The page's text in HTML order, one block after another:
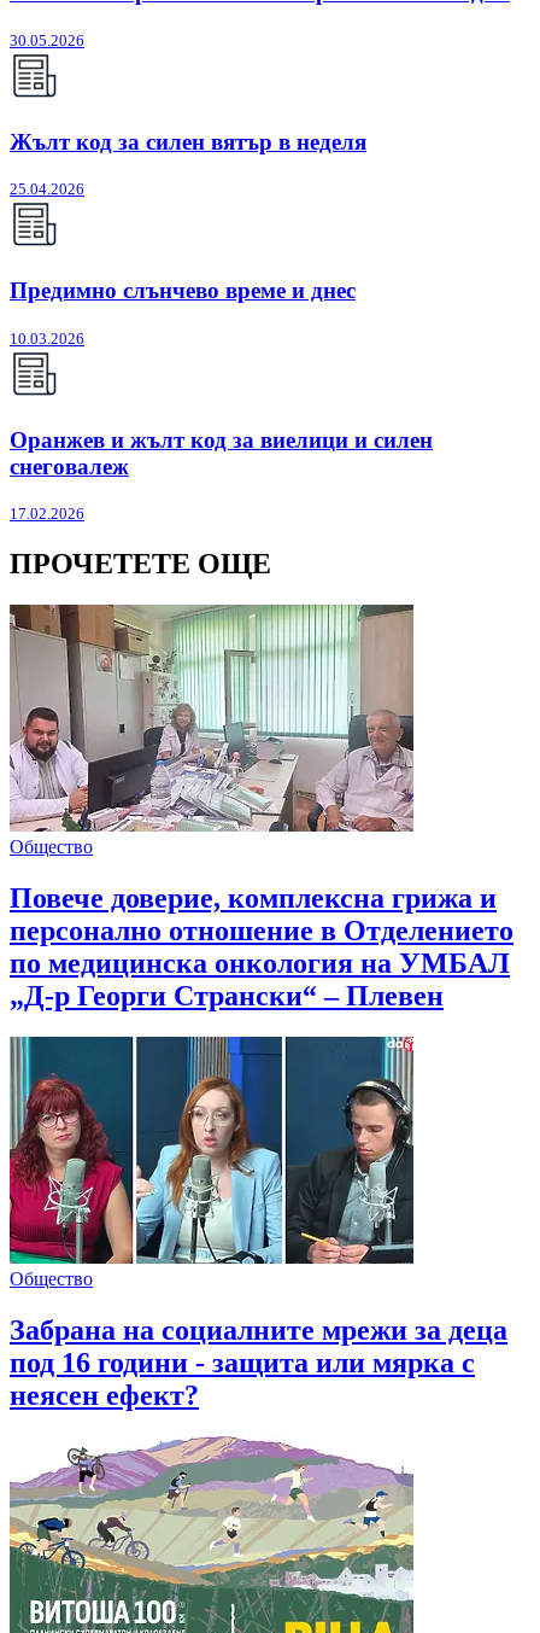
30.05.2026
Жълт код за силен вятър в неделя
25.04.2026
Предимно слънчево време и днес
10.03.2026
Оранжев и жълт код за виелици и силен
снеговалеж
17.02.2026
ПРОЧЕТЕТЕ ОЩЕ
Общество
Повече доверие, комплексна грижа и
персонално отношение в Отделението
по медицинска онкология на УМБАЛ
„Д-р Георги Странски“ – Плевен
Общество
Забрана на социалните мрежи за деца
под 16 години - защита или мярка с
неясен ефект?